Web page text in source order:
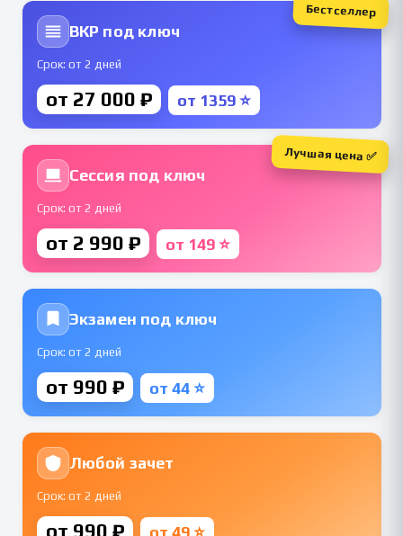
ВКР под ключ
Срок: от 2 дней
от 27 000 ₽ от 1359 ⭐
Бестселлер
Сессия под ключ
Срок: от 2 дней
от 2 990 ₽ от 149 ⭐
Лучшая цена ✅
Экзамен под ключ
Срок: от 2 дней
от 990 ₽ от 44 ⭐
Любой зачет
Срок: от 2 дней
от 990 ₽ от 49 ⭐